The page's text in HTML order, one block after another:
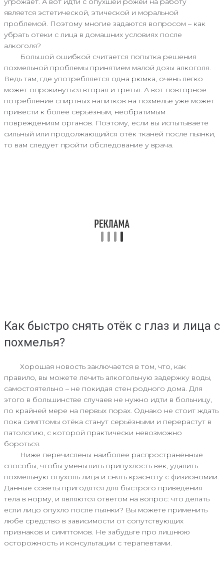
является эстетической, этической и моральной
проблемой. Поэтому многие задаются вопросом – как
убрать отеки с лица в домашних условиях после
алкоголя?
Большой ошибкой считается попытка решения
похмельной проблемы принятием малой дозы алкоголя.
Ведь там, где употребляется одна рюмка, очень легко
может опрокинуться вторая и третья. А вот повторное
потребление спиртных напитков на похмелье уже может
привести к более серьёзным, необратимым
повреждениям органов. Поэтому, если вы испытываете
сильный или продолжающийся отёк тканей после пьянки,
то вам следует пройти обследование у врача.
Как быстро снять отёк с глаз и лица с
похмелья?
Хорошая новость заключается в том, что, как
правило, вы можете лечить алкогольную задержку воды,
самостоятельно – не покидая стен родного дома. Для
этого в большинстве случаев не нужно идти в больницу,
по крайней мере на первых порах. Однако не стоит ждать
пока симптомы отёка станут серьёзными и перерастут в
патологию, с которой практически невозможно
бороться.
Ниже перечислены наиболее распространённые
способы, чтобы уменьшить припухлость век, удалить
похмельную опухоль лица и снять красноту с физиономии.
Данные советы пригодятся для быстрого приведения
тела в норму, и являются ответом на вопрос: что делать
если лицо опухло после пьянки? Вы можете применить
любе средство в зависимости от сопутствующих
признаков и симптомов. Не забудьте про лишнюю
осторожность и консультации с терапевтами.